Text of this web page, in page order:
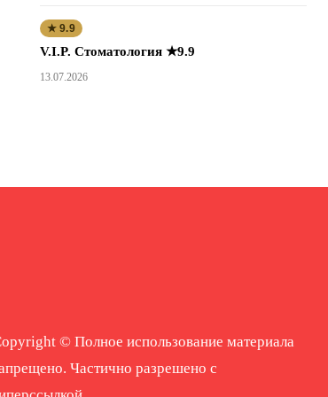
★ 9.9
V.I.P. Стоматология ★9.9
13.07.2026
© Полное использование материала
Частично разрешено с